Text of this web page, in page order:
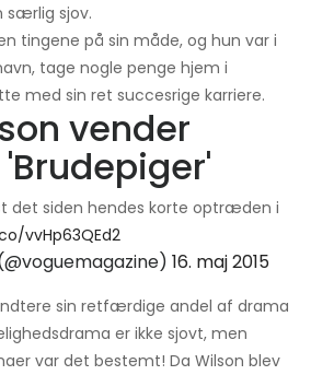
særlig sjov.
tingene på sin måde, og hun var i
tage nogle penge hjem i
med sin ret succesrige karriere.
vender
det siden hendes korte optræden i
vvHp63QEd2
16. maj 2015
sin retfærdige andel af drama
er ikke sjovt, men
var det bestemt! Da Wilson blev